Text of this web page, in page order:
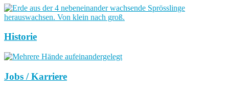
Historie
Jobs / Karriere